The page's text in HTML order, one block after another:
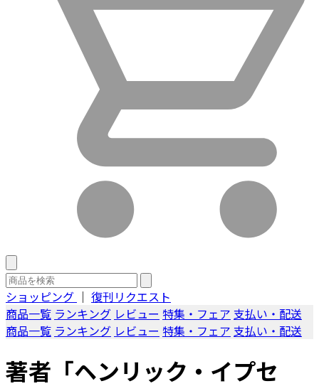
ショッピング ｜ 復刊リクエスト
商品一覧 ランキング レビュー 特集・フェア 支払い・配送
商品一覧 ランキング レビュー 特集・フェア 支払い・配送
著者「ヘンリック・イプセ